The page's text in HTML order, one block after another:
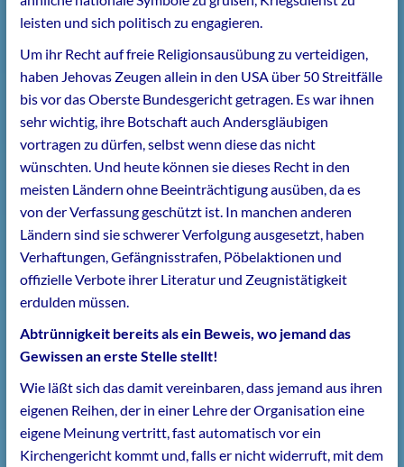
leisten und sich politisch zu engagieren.
Um ihr Recht auf freie Religionsausübung zu verteidigen,
haben Jehovas Zeugen allein in den USA über 50 Streitfälle
bis vor das Oberste Bundesgericht getragen. Es war ihnen
sehr wichtig, ihre Botschaft auch Andersgläubigen
vortragen zu dürfen, selbst wenn diese das nicht
wünschten. Und heute können sie dieses Recht in den
meisten Ländern ohne Beeinträchtigung ausüben, da es
von der Verfassung geschützt ist. In manchen anderen
Ländern sind sie schwerer Verfolgung ausgesetzt, haben
Verhaftungen, Gefängnisstrafen, Pöbelaktionen und
offizielle Verbote ihrer Literatur und Zeugnistätigkeit
erdulden müssen.
Abtrünnigkeit bereits als ein Beweis, wo jemand das
Gewissen an erste Stelle stellt!
Wie läßt sich das damit vereinbaren, dass jemand aus ihren
eigenen Reihen, der in einer Lehre der Organisation eine
eigene Meinung vertritt, fast automatisch vor ein
Kirchengericht kommt und, falls er nicht widerruft, mit dem